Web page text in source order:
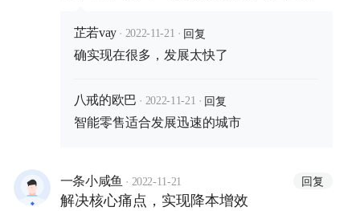
芷若vay · 2022-11-21 · 回复
确实现在很多，发展太快了
八戒的欧巴 · 2022-11-21 · 回复
智能零售适合发展迅速的城市
一条小咸鱼 · 2022-11-21 回复
解决核心痛点，实现降本增效